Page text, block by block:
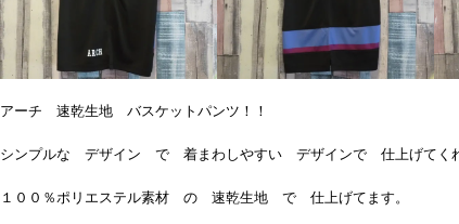
アーチ 速乾生地 バスケットパンツ！！
シンプルな デザイン で 着まわしやすい デザインで 仕上げてくれ
１００％ポリエステル素材 の 速乾生地 で 仕上げてます。